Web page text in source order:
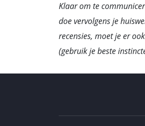
Klaar om te
doe vervolgens je
recensies, moet je er
(gebruik je beste